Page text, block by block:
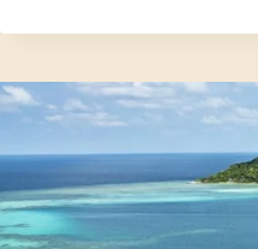
PUSAT